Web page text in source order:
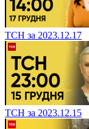
ТСН за 2023.12.17
ТСН за 2023.12.15